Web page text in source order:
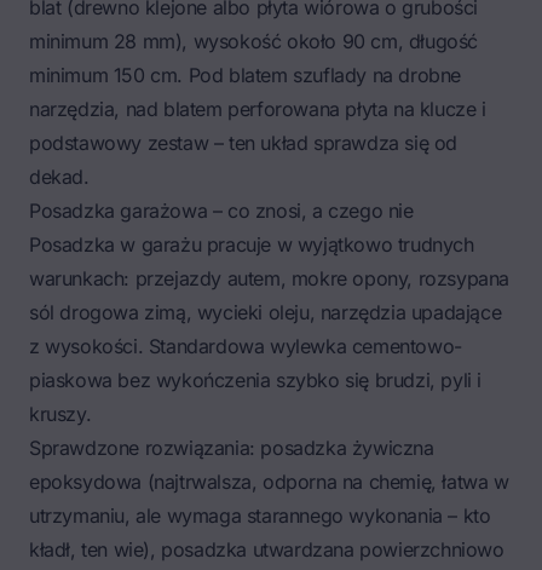
blat (drewno klejone albo płyta wiórowa o grubości
minimum 28 mm), wysokość około 90 cm, długość
minimum 150 cm. Pod blatem szuflady na drobne
narzędzia, nad blatem perforowana płyta na klucze i
podstawowy zestaw – ten układ sprawdza się od
dekad.
Posadzka garażowa – co znosi, a czego nie
Posadzka w garażu pracuje w wyjątkowo trudnych
warunkach: przejazdy autem, mokre opony, rozsypana
sól drogowa zimą, wycieki oleju, narzędzia upadające
z wysokości. Standardowa wylewka cementowo-
piaskowa bez wykończenia szybko się brudzi, pyli i
kruszy.
Sprawdzone rozwiązania: posadzka żywiczna
epoksydowa (najtrwalsza, odporna na chemię, łatwa w
utrzymaniu, ale wymaga starannego wykonania – kto
kładł, ten wie), posadzka utwardzana powierzchniowo